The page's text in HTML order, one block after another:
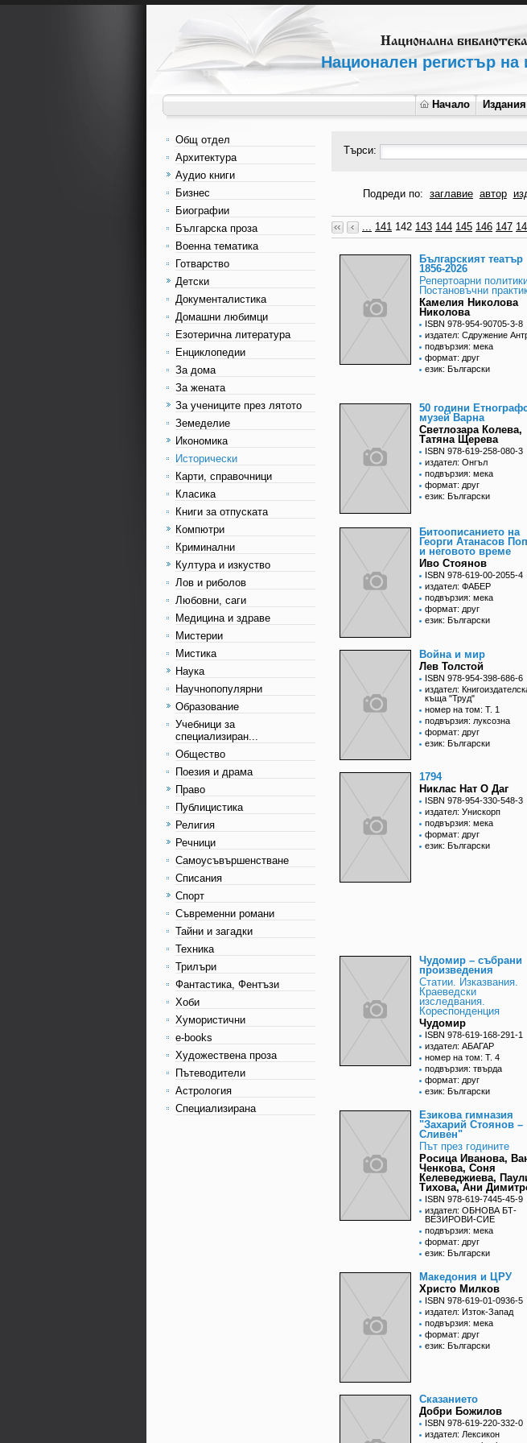
Национален регистър на
Начало Издания
Общ отдел
Архитектура
Аудио книги
Бизнес
Биографии
Българска проза
Военна тематика
Готварство
Детски
Документалистика
Домашни любимци
Езотерична литература
Енциклопедии
За дома
За жената
За учениците през лятото
Земеделие
Икономика
Исторически
Карти, справочници
Класика
Книги за отпуската
Компютри
Криминални
Култура и изкуство
Лов и риболов
Любовни, саги
Медицина и здраве
Мистерии
Мистика
Наука
Научнопопулярни
Образование
Учебници за
специализиран...
Общество
Поезия и драма
Право
Публицистика
Религия
Речници
Самоусъвършенстване
Списания
Спорт
Съвременни романи
Тайни и загадки
Техника
Трилъри
Фантастика, Фентъзи
Хоби
Хумористични
e-books
Художествена проза
Пътеводители
Астрология
Специализирана
Търси:
Подреди по: заглавие автор
... 141 142 143 144 145 146 147
Българският театър
1856-2026
Репертоарни
Постановъчни
Камелия Николова
Николова
ISBN 978-954-90705-3-8
издател: Сдружение
подвързия: мека
формат: друг
език: Български
50 години
музей Варна
Светлозара Колева,
Татяна Щерева
ISBN 978-619-258-080-3
издател: Онгъл
подвързия: мека
формат: друг
език: Български
Битоописанието на
Георги Атанасов
и неговото време
Иво Стоянов
ISBN 978-619-00-2055-4
издател: ФАБЕР
подвързия: мека
формат: друг
език: Български
Война и мир
Лев Толстой
ISBN 978-954-398-686-6
издател:
къща "Труд"
номер на том: Т. 1
подвързия: луксозна
формат: друг
език: Български
1794
Никлас Нат О Даг
ISBN 978-954-330-548-3
издател: Унискорп
подвързия: мека
формат: друг
език: Български
Чудомир – събрани
произведения
Статии. Изказвания.
Краеведски
изследвания.
Кореспонденция
Чудомир
ISBN 978-619-168-291-1
издател: АБАГАР
номер на том: Т. 4
подвързия: твърда
формат: друг
език: Български
Езикова гимназия
"Захарий Стоянов –
Сливен"
Път през годините
Росица Иванова,
Ченкова, Соня
Келеведжиева,
Тихова, Ани
ISBN 978-619-7445-45-9
издател: ОБНОВА БТ-
ВЕЗИРОВИ-СИЕ
подвързия: мека
формат: друг
език: Български
Македония и ЦРУ
Христо Милков
ISBN 978-619-01-0936-5
издател: Изток-Запад
подвързия: мека
формат: друг
език: Български
Сказанието
Добри Божилов
ISBN 978-619-220-332-0
издател: Лексикон